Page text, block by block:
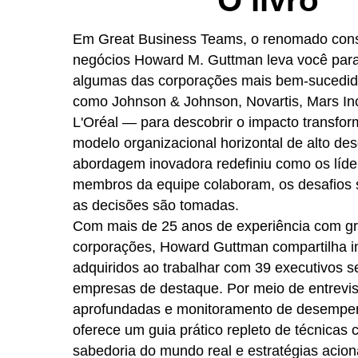
Em Great Business Teams, o renomado
negócios Howard M. Guttman leva você
algumas das corporações mais bem-
como Johnson & Johnson, Novartis, Mars
L'Oréal — para descobrir o impacto
modelo organizacional horizontal de alto
abordagem inovadora redefiniu como os
membros da equipe colaboram, os desafios
as decisões são tomadas.
Com mais de 25 anos de experiência com
corporações, Howard Guttman compartilha
adquiridos ao trabalhar com 39 executivos
empresas de destaque. Por meio de
aprofundadas e monitoramento de
oferece um guia prático repleto de técnicas
sabedoria do mundo real e estratégias